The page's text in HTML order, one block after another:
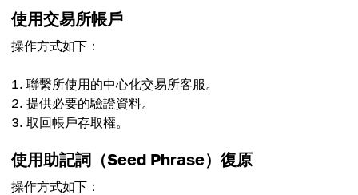
使用交易所帳戶
操作方式如下：
聯繫所使用的中心化交易所客服。
提供必要的驗證資料。
取回帳戶存取權。
使用助記詞（Seed Phrase）復原
操作方式如下：